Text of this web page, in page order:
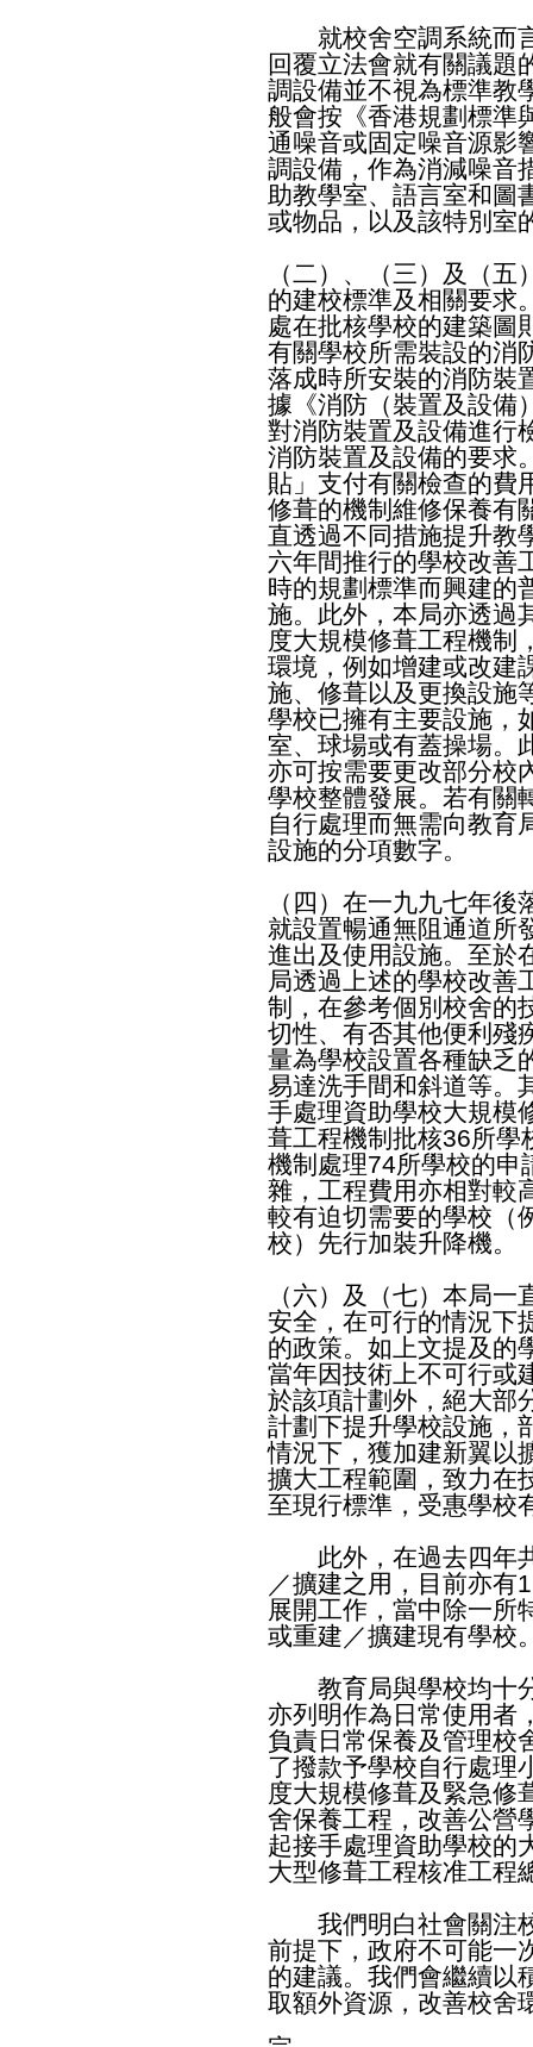
就校舍空調系統而言
回覆立法會就有關議題
調設備並不視為標準教
般會按《香港規劃標準
通噪音或固定噪音源影
調設備，作為消減噪音
助教學室、語言室和圖
或物品，以及該特別室
（二）、（三）及（
的建校標準及相關要求
處在批核學校的建築圖
有關學校所需裝設的消
落成時所安裝的消防裝
據《消防（裝置及設備
對消防裝置及設備進行
消防裝置及設備的要求
貼」支付有關檢查的費
修葺的機制維修保養有
直透過不同措施提升教
六年間推行的學校改善
時的規劃標準而興建的
施。此外，本局亦透過
度大規模修葺工程機制
環境，例如增建或改建
施、修葺以及更換設施
學校已擁有主要設施，
室、球場或有蓋操場。
亦可按需要更改部分校
學校整體發展。若有關
自行處理而無需向教育
設施的分項數字。
（四）在一九九七年
就設置暢通無阻通道所
進出及使用設施。至於
局透過上述的學校改善
制，在參考個別校舍的
切性、有否其他便利殘
量為學校設置各種缺乏
易達洗手間和斜道等。
手處理資助學校大規模
葺工程機制批核36所學
機制處理74所學校的申
雜，工程費用亦相對較
較有迫切需要的學校（
校）先行加裝升降機。
（六）及（七）本局
安全，在可行的情況下
的政策。如上文提及的
當年因技術上不可行或
於該項計劃外，絕大部
計劃下提升學校設施，
情況下，獲加建新翼以
擴大工程範圍，致力在
至現行標準，受惠學校
此外，在過去四年共
／擴建之用，目前亦有
展開工作，當中除一所
或重建／擴建現有學校
教育局與學校均十分
亦列明作為日常使用者
負責日常保養及管理校
了撥款予學校自行處理
度大規模修葺及緊急修
舍保養工程，改善公營
起接手處理資助學校的
大型修葺工程核准工程
我們明白社會關注校
前提下，政府不可能一
的建議。我們會繼續以
取額外資源，改善校舍